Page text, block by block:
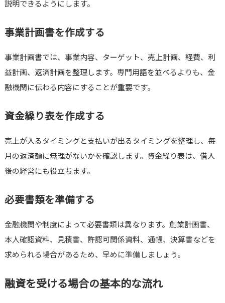
説明できるようにします。
事業計画書を作成する
事業計画書では、事業内容、ターゲット、売上計画、経費、利
益計画、返済計画を整理します。専門用語を並べるよりも、金
融機関に伝わる内容にすることが重要です。
資金繰り表を作成する
売上が入るタイミングと支払いが出るタイミングを整理し、毎
月の返済額に無理がないかを確認します。資金繰り表は、借入
後の経営にも役立ちます。
必要書類を準備する
金融機関や制度によって必要書類は異なります。創業計画書、
本人確認資料、見積書、許認可関係資料、通帳、決算書などを
求められる場合があるため、早めに準備しましょう。
融資を受ける場合の基本的な流れ